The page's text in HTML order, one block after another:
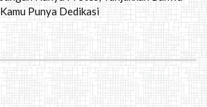
Kamu Punya Dedikasi